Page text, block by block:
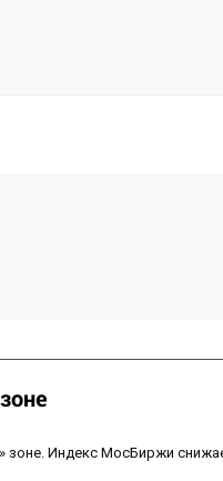
зоне. Индекс МосБиржи